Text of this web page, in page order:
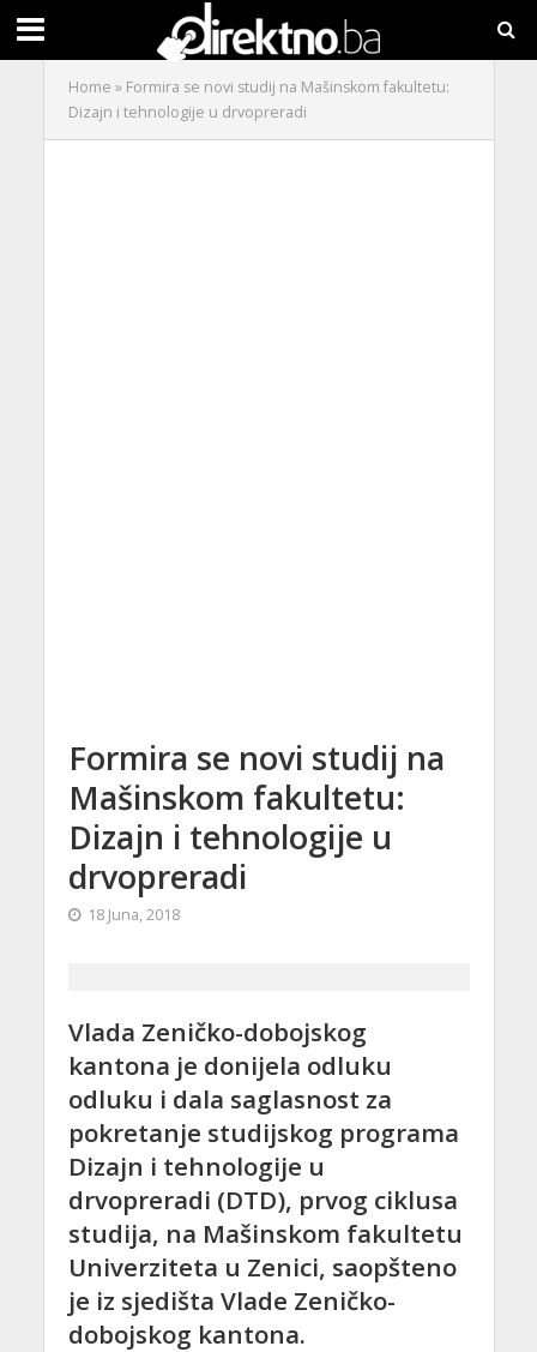
Home » Formira se novi studij na Mašinskom fakultetu:
Dizajn i tehnologije u drvopreradi
Formira se novi studij na
Mašinskom fakultetu:
Dizajn i tehnologije u
drvopreradi
18 Juna, 2018
Vlada Zeničko-dobojskog
kantona je donijela odluku
odluku i dala saglasnost za
pokretanje studijskog programa
Dizajn i tehnologije u
drvopreradi (DTD), prvog ciklusa
studija, na Mašinskom fakultetu
Univerziteta u Zenici, saopšteno
je iz sjedišta Vlade Zeničko-
dobojskog kantona.